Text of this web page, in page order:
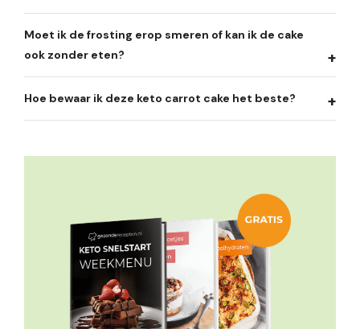
Moet ik de frosting erop smeren of kan ik de cake
ook zonder eten?
Hoe bewaar ik deze keto carrot cake het beste?